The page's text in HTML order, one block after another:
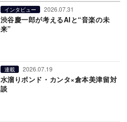
インタビュー 2026.07.31
渋谷慶一郎が考えるAIと“音楽の未
来”
連載 2026.07.19
水溜りボンド・カンタ×倉本美津留対
談